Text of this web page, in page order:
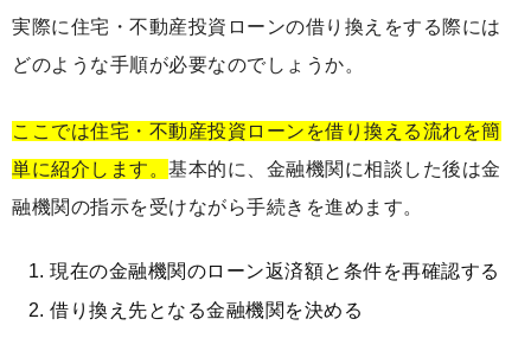
実際に住宅・不動産投資ローンの借り換えをする際には
どのような手順が必要なのでしょうか。
ここでは住宅・不動産投資ローンを借り換える流れを簡
単に紹介します。 基本的に、金融機関に相談した後は金
融機関の指示を受けながら手続きを進めます。
現在の金融機関のローン返済額と条件を再確認する
借り換え先となる金融機関を決める